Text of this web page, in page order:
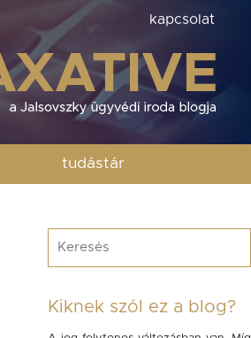
kapcsolat
tudástár
Kiknek szól ez a blog?